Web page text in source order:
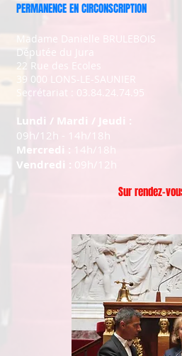
PERMANENCE EN CIRCONSCRIPTION
Madame Danielle BRULEBOIS
Députée du Jura
22 Rue des Ecoles
39 000 LONS-LE-SAUNIER
Secrétariat : 03.84.24.74.95
Lundi / Mardi / Jeudi :
09h/12h - 14h/18h
Mercredi : 14h/18h
Vendredi : 09h/12h
Sur rendez-